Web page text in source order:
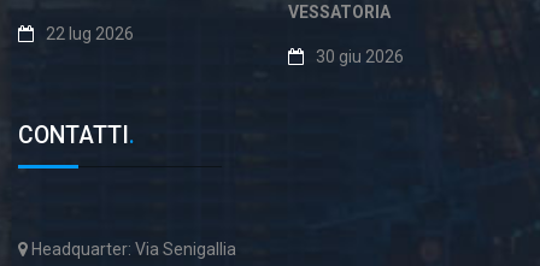
22 lug 2026
VESSATORIA
30 giu 2026
CONTATTI .
Headquarter: Via Senigallia